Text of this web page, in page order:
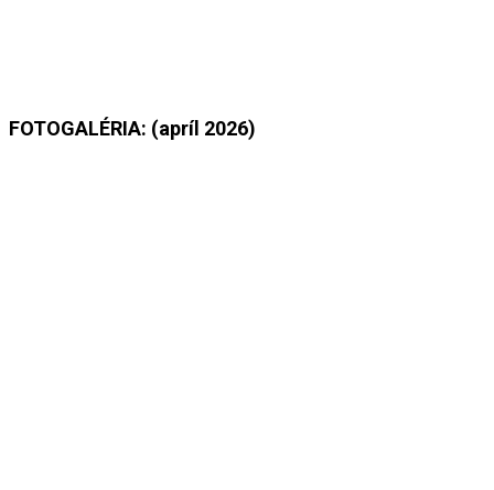
FOTOGALÉRIA: (apríl 2026)